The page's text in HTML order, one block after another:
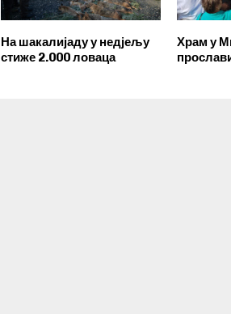
На шакалијаду у недјељу
стиже 2.000 ловаца
Храм у